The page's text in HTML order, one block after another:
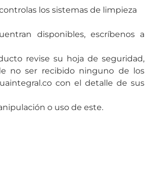
los sistemas de limpieza
disponibles, escrí­benos a
revise su hoja de seguridad,
no ser recibido ninguno de los
con el detalle de sus
o uso de este.